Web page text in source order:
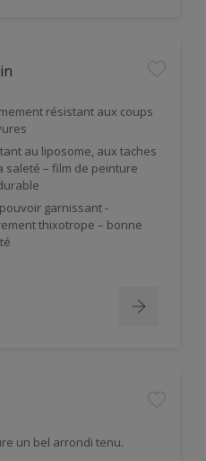
résistant aux coups
au liposome, aux taches
saleté – film de peinture
garnissant -
thixotrope – bonne
un bel arrondi tenu.